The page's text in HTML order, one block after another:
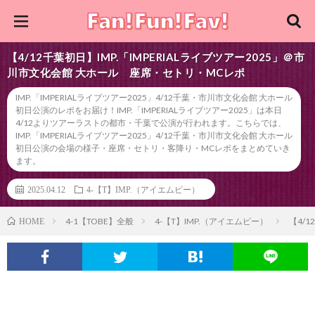
【4/12千葉初日】IMP.「IMPERIALライブツアー2025」＠市
川市文化会館 大ホール 座席・セトリ・MCレポ
IMP.「IMPERIALライブツアー2025」4/12千葉・市川市文化会館 大ホール
初日公演のレポをお届け！IMP.「IMPERIALライブツアー2025」は本日
4/12よりツアーラストの都市・千葉で公演が行われます。こちらでは、
IMP.「IMPERIALライブツアー2025」4/12千葉・市川市文化会館 大ホール
初日公演の会場の様子・座席・セトリ・客降り・MCレポをまとめていき
ます。
2025.04.12 4-【T】IMP.（アイエムピー）
HOME 4-1【TOBE】全般 4-【T】IMP.（アイエムピー） 【4/